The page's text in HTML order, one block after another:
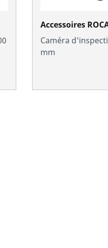
Accessoires
Caméra
mm